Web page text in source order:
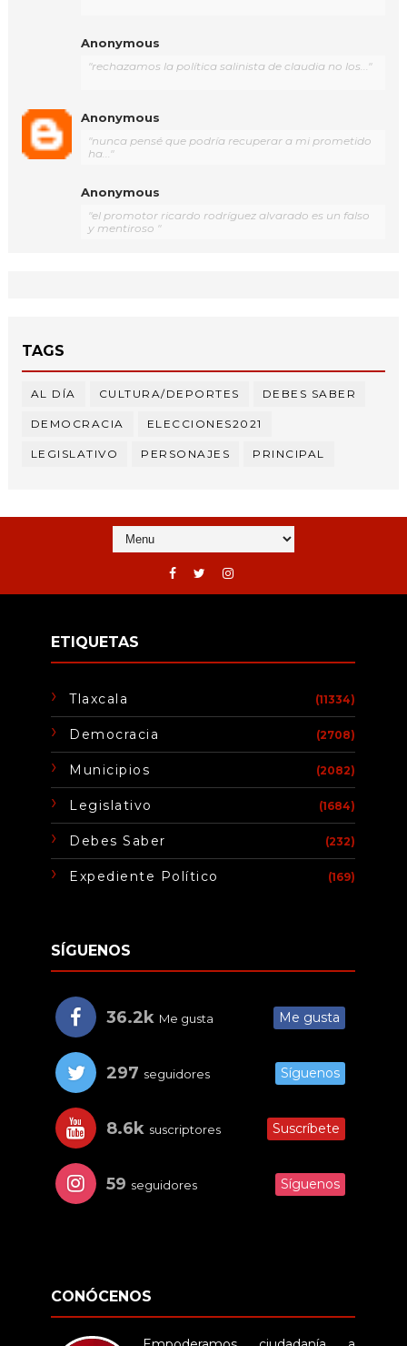
Anonymous
"rechazamos la política salinista de claudia no los..."
Anonymous
"nunca pensé que podría recuperar a mi prometido
ha..."
Anonymous
"el promotor ricardo rodríguez alvarado es un falso
y mentiroso "
TAGS
AL DÍA CULTURA/DEPORTES DEBES SABER
DEMOCRACIA ELECCIONES2021
LEGISLATIVO PERSONAJES PRINCIPAL
ETIQUETAS
Tlaxcala (11334)
Democracia (2708)
Municipios (2082)
Legislativo (1684)
Debes Saber (232)
Expediente Político (169)
SÍGUENOS
36.2k Me gusta Me gusta
297 seguidores Síguenos
8.6k suscriptores Suscríbete
59 seguidores Síguenos
CONÓCENOS